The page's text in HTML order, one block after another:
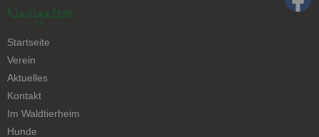
Navigation
Navigation
überspringen
Startseite
Verein
Aktuelles
Kontakt
Navigation
überspringen
Im Waldtierheim
Hunde